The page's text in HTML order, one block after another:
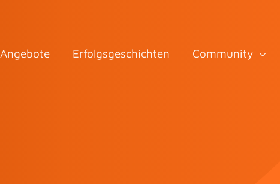
Angebote Erfolgsgeschichten Community